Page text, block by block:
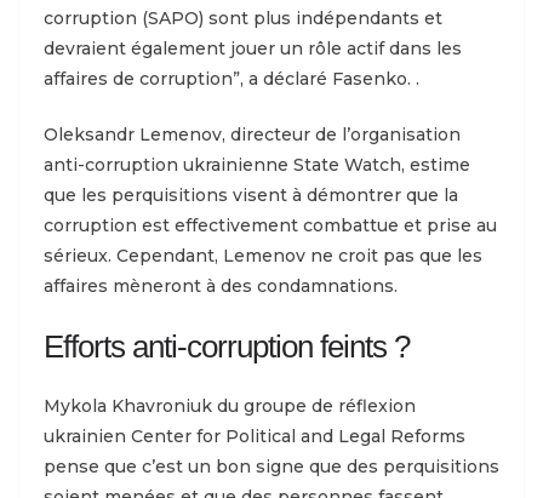
corruption (SAPO) sont plus indépendants et
devraient également jouer un rôle actif dans les
affaires de corruption”, a déclaré Fasenko. .
Oleksandr Lemenov, directeur de l’organisation
anti-corruption ukrainienne State Watch, estime
que les perquisitions visent à démontrer que la
corruption est effectivement combattue et prise au
sérieux. Cependant, Lemenov ne croit pas que les
affaires mèneront à des condamnations.
Efforts anti-corruption feints ?
Mykola Khavroniuk du groupe de réflexion
ukrainien Center for Political and Legal Reforms
pense que c’est un bon signe que des perquisitions